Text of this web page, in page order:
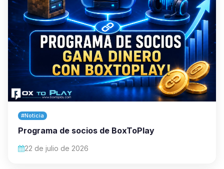
#Noticia
Programa de socios de BoxToPlay
22 de julio de 2026